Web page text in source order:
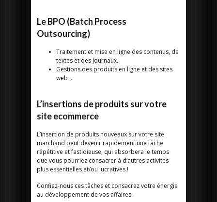
Le BPO (Batch Process
Outsourcing)
Traitement et mise en ligne des contenus, de
textes et des journaux.
Gestions des produits en ligne et des sites
web …
L’insertions de produits sur votre
site ecommerce
L’insertion de produits nouveaux sur votre site
marchand peut devenir rapidement une tâche
répétitive et fastidieuse, qui absorbera le temps
que vous pourriez consacrer à d’autres activités
plus essentielles et/ou lucratives !
Confiez-nous ces tâches et consacrez votre énergie
au développement de vos affaires.